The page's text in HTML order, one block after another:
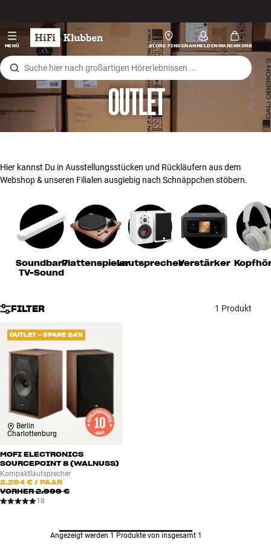
MENÜ STORE FINDENANMELDENWARENKORB
Hi-Fi
Lautsprecher
Plattenspieler
Kopfhörer
Surround
Systeme
Kabel
INSPIRATION
MARKEN
Store Finden
Anmelden
Kundendienst
Bauen mit Klang
OUTLET
Hier kannst Du in Ausstellungsstücken und Rückläufern aus dem
Webshop & unseren Filialen ausgiebig nach Schnäppchen stöbern.
Soundbar /
TV-Sound
PlattenspielerLautsprecherVerstärker
FILTER 1 Produkt
OUTLET - SPARE 24%
Berlin
Charlottenburg
MOFI ELECTRONICS
SOURCEPOINT 8 (WALNUSS)
Kompaktlautsprecher
2.294 € / PAAR
VORHER2.999 €
18
Angezeigt werden 1 Produkte von insgesamt 1